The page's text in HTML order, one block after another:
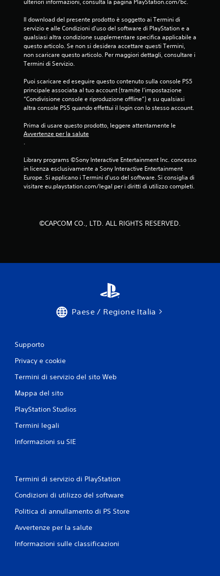
ulteriori informazioni, consulta la pagina PlayStation.com/bc.
Il download del presente prodotto è soggetto ai Termini di
servizio e alle Condizioni d'uso del software di PlayStation e a
qualsiasi altra condizione supplementare specifica applicabile a
questo articolo. Se non si desidera accettare questi Termini,
non scaricare questo articolo. Per maggiori dettagli, consultare i
Termini di Servizio.
Puoi scaricare ed eseguire questo contenuto sulla console PS5
principale associata al tuo account (tramite l'impostazione
“Condivisione console e riproduzione offline”) e su qualsiasi
altra console PS5 quando effettui il login con lo stesso account.
Prima di usare questo prodotto, leggere attentamente le
Avvertenze per la salute
.
Library programs ©Sony Interactive Entertainment Inc. concesso
in licenza esclusivamente a Sony Interactive Entertainment
Europe. Si applicano i Termini d'uso del software. Si consiglia di
visitare eu.playstation.com/legal per i diritti di utilizzo completi.
©CAPCOM CO., LTD. ALL RIGHTS RESERVED.
Paese / Regione Italia
Supporto
Privacy e cookie
Termini di servizio del sito Web
Mappa del sito
PlayStation Studios
Termini legali
Informazioni su SIE
Termini di servizio di PlayStation
Condizioni di utilizzo del software
Politica di annullamento di PS Store
Avvertenze per la salute
Informazioni sulle classificazioni